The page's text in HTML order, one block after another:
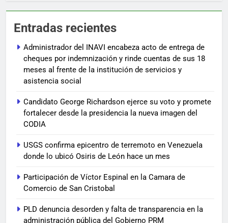
Entradas recientes
Administrador del INAVI encabeza acto de entrega de
cheques por indemnización y rinde cuentas de sus 18
meses al frente de la institución de servicios y
asistencia social
Candidato George Richardson ejerce su voto y promete
fortalecer desde la presidencia la nueva imagen del
CODIA
USGS confirma epicentro de terremoto en Venezuela
donde lo ubicó Osiris de León hace un mes
Participación de Víctor Espinal en la Camara de
Comercio de San Cristobal
PLD denuncia desorden y falta de transparencia en la
administración pública del Gobierno PRM